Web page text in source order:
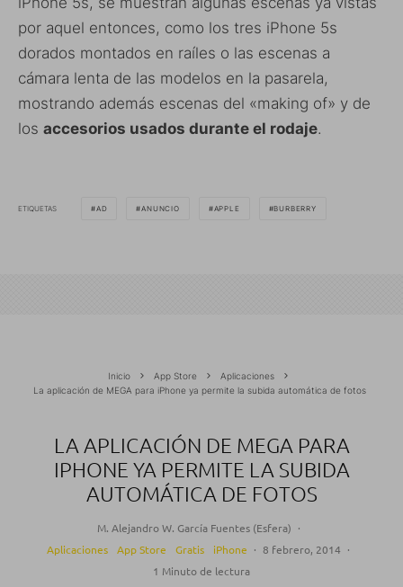
por aquel entonces, como los tres iPhone 5s
dorados montados en raíles o las escenas a
cámara lenta de las modelos en la pasarela,
mostrando además escenas del «making of» y de
los accesorios usados durante el rodaje.
ETIQUETAS AD ANUNCIO APPLE BURBERRY
Inicio App Store
Aplicaciones
La aplicación de MEGA para iPhone ya permite la subida automática de fotos
LA APLICACIÓN DE MEGA PARA
IPHONE YA PERMITE LA SUBIDA
AUTOMÁTICA DE FOTOS
M. Alejandro W. García Fuentes (Esfera) ·
Aplicaciones
App Store Gratis iPhone · 8 febrero, 2014 ·
1 Minuto de lectura